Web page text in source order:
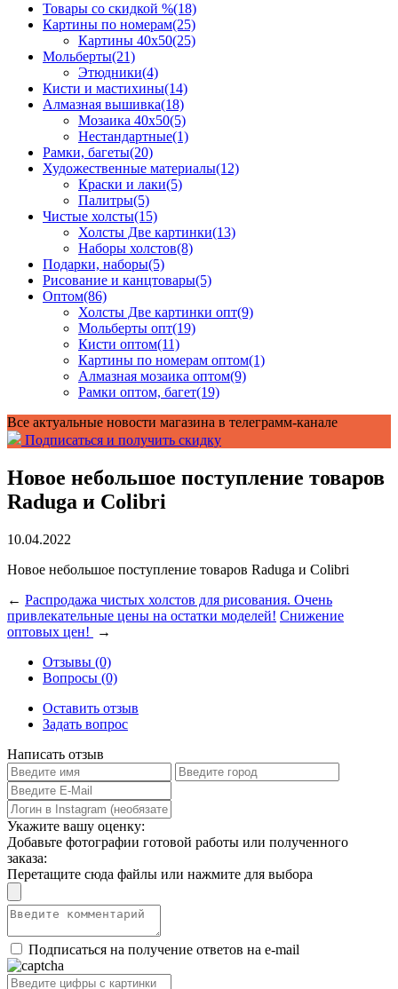
Товары со скидкой %(18)
Картины по номерам(25)
Картины 40x50(25)
Мольберты(21)
Этюдники(4)
Кисти и мастихины(14)
Алмазная вышивка(18)
Мозаика 40x50(5)
Нестандартные(1)
Рамки, багеты(20)
Художественные материалы(12)
Краски и лаки(5)
Палитры(5)
Чистые холсты(15)
Холсты Две картинки(13)
Наборы холстов(8)
Подарки, наборы(5)
Рисование и канцтовары(5)
Оптом(86)
Холсты Две картинки опт(9)
Мольберты опт(19)
Кисти оптом(11)
Картины по номерам оптом(1)
Алмазная мозаика оптом(9)
Рамки оптом, багет(19)
Все актуальные новости магазина в телеграмм-канале
Подписаться и получить скидку
Новое небольшое поступление товаров
Raduga и Colibri
10.04.2022
Новое небольшое поступление товаров Raduga и Colibri
← Распродажа чистых холстов для рисования. Очень
привлекательные цены на остатки моделей! Снижение
оптовых цен!
→
Отзывы (0)
Вопросы (0)
Оставить отзыв
Задать вопрос
Написать отзыв
Укажите вашу оценку:
Добавьте фотографии готовой работы или полученного
заказа:
Перетащите сюда файлы или нажмите для выбора
Подписаться на получение ответов на e-mail